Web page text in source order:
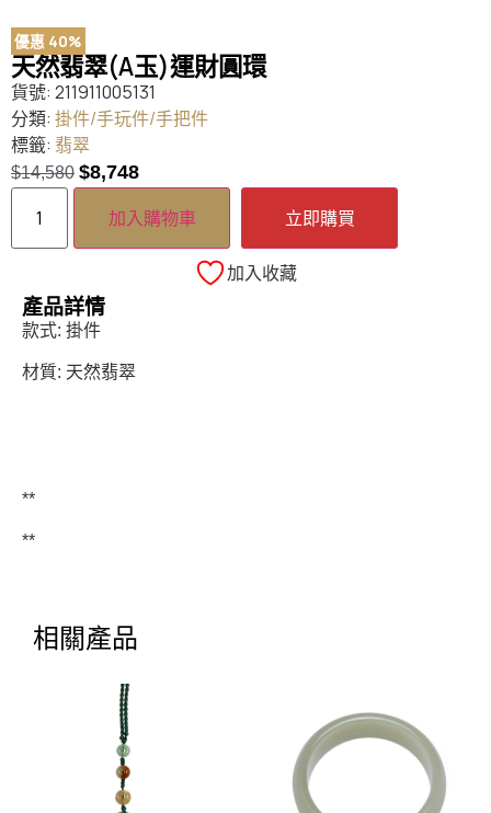
優惠 40%
天然翡翠(A玉)運財圓環
貨號: 211911005131
分類: 掛件/手玩件/手把件
標籤: 翡翠
$14,580 $8,748
加入購物車 立即購買
加入收藏
產品詳情
款式: 掛件
材質: 天然翡翠
**
**
相關產品